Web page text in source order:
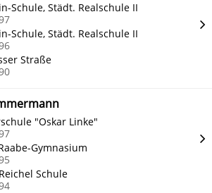
Schule, Städt. Realschule II
Schule, Städt. Realschule II
Straße
"Oskar Linke"
Gymnasium
Schule